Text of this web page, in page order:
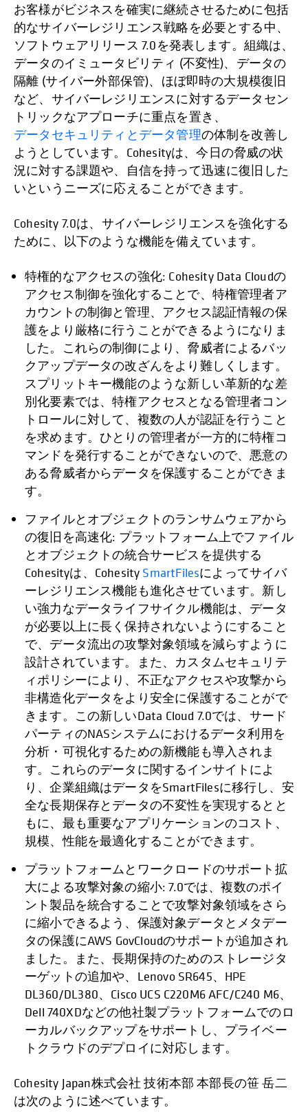
お客様がビジネスを確実に継続させるために包括
的なサイバーレジリエンス戦略を必要とする中、
ソフトウェアリリース 7.0を発表します。組織は、
データのイミュータビリティ (不変性)、データの
隔離 (サイバー外部保管)、ほぼ即時の大規模復旧
など、サイバーレジリエンスに対するデータセン
トリックなアプローチに重点を置き、
データセキュリティとデータ管理の体制を改善し
ようとしています。Cohesityは、今日の脅威の状
況に対する課題や、自信を持って迅速に復旧した
いというニーズに応えることができます。
Cohesity 7.0は、サイバーレジリエンスを強化する
ために、以下のような機能を備えています。
特権的なアクセスの強化: Cohesity Data Cloudの
アクセス制御を強化することで、特権管理者ア
カウントの制御と管理、アクセス認証情報の保
護をより厳格に行うことができるようになりま
した。これらの制御により、脅威者によるバッ
クアップデータの改ざんをより難しくします。
スプリットキー機能のような新しい革新的な差
別化要素では、特権アクセスとなる管理者コン
トロールに対して、複数の人が認証を行うこと
を求めます。ひとりの管理者が一方的に特権コ
マンドを発行することができないので、悪意の
ある脅威者からデータを保護することができま
す。
ファイルとオブジェクトのランサムウェアから
の復旧を高速化: プラットフォーム上でファイル
とオブジェクトの統合サービスを提供する
Cohesityは、Cohesity SmartFilesによってサイバ
ーレジリエンス機能も進化させています。新し
い強力なデータライフサイクル機能は、データ
が必要以上に長く保持されないようにすること
で、データ流出の攻撃対象領域を減らすように
設計されています。また、カスタムセキュリテ
ィポリシーにより、不正なアクセスや攻撃から
非構造化データをより安全に保護することがで
きます。この新しいData Cloud 7.0では、サード
パーティのNASシステムにおけるデータ利用を
分析・可視化するための新機能も導入されま
す。これらのデータに関するインサイトによ
り、企業組織はデータをSmartFilesに移行し、安
全な長期保存とデータの不変性を実現するとと
もに、最も重要なアプリケーションのコスト、
規模、性能を最適化することができます。
プラットフォームとワークロードのサポート拡
大による攻撃対象の縮小: 7.0では、複数のポイ
ント製品を統合することで攻撃対象領域をさら
に縮小できるよう、保護対象データとメタデー
タの保護にAWS GovCloudのサポートが追加され
ました。また、長期保持のためのストレージタ
ーゲットの追加や、Lenovo SR645、HPE
DL360/DL380、Cisco UCS C220M6 AFC/C240 M6、
Dell 740XDなどの他社製プラットフォームでのロ
ーカルバックアップをサポートし、プライベー
トクラウドのデプロイに対応します。
Cohesity Japan株式会社 技術本部 本部長の笹 岳二
は次のように述べています。